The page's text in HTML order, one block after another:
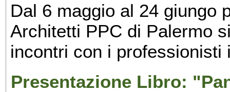
Dal 6 maggio al 24 giungo
Architetti PPC di Palermo
incontri con i
Presentazione Libro: